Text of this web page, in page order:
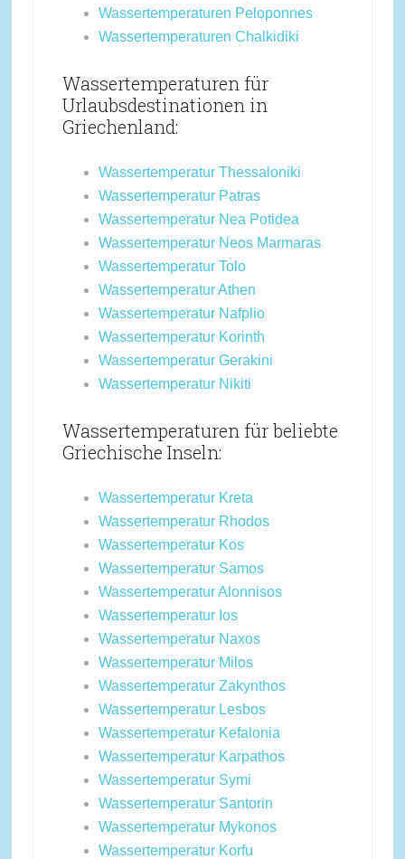
Wassertemperaturen Peloponnes
Wassertemperaturen Chalkidiki
Wassertemperaturen für
Urlaubsdestinationen in
Griechenland:
Wassertemperatur Thessaloniki
Wassertemperatur Patras
Wassertemperatur Nea Potidea
Wassertemperatur Neos Marmaras
Wassertemperatur Tolo
Wassertemperatur Athen
Wassertemperatur Nafplio
Wassertemperatur Korinth
Wassertemperatur Gerakini
Wassertemperatur Nikiti
Wassertemperaturen für beliebte
Griechische Inseln:
Wassertemperatur Kreta
Wassertemperatur Rhodos
Wassertemperatur Kos
Wassertemperatur Samos
Wassertemperatur Alonnisos
Wassertemperatur Ios
Wassertemperatur Naxos
Wassertemperatur Milos
Wassertemperatur Zakynthos
Wassertemperatur Lesbos
Wassertemperatur Kefalonia
Wassertemperatur Karpathos
Wassertemperatur Symi
Wassertemperatur Santorin
Wassertemperatur Mykonos
Wassertemperatur Korfu